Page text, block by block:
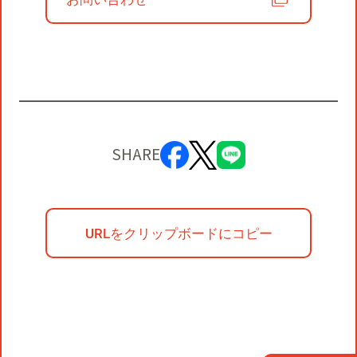
SHARE
URLをクリップボードにコピー